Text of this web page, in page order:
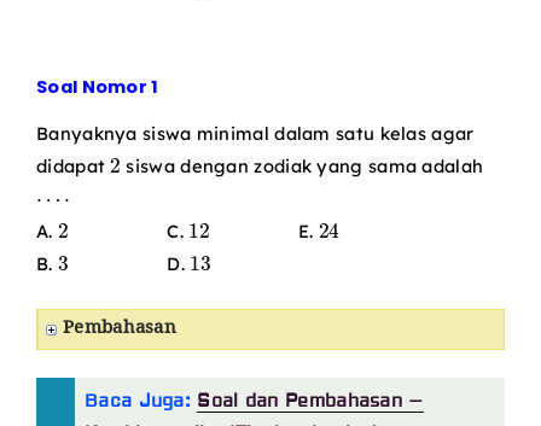
Soal Nomor 1
Banyaknya siswa minimal dalam satu kelas agar
didapat
2
siswa dengan zodiak yang sama adalah
A.
2
C.
12
E.
24
B.
3
D.
13
Pembahasan
Baca Juga: Soal dan Pembahasan –